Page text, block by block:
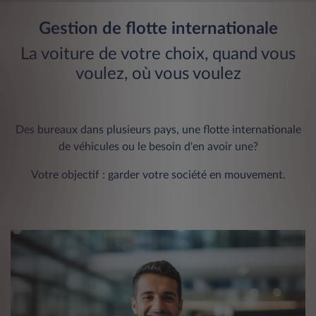
Gestion de flotte internationale
La voiture de votre choix, quand vous
voulez, où vous voulez
Des bureaux dans plusieurs pays, une flotte internationale
de véhicules ou le besoin d'en avoir une?
Votre objectif : garder votre société en mouvement.